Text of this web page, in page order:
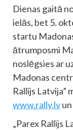
Dienas gaitā
ielās, bet 5.
startu
ātrumposmi
noslēgsies ar
Madonas
Rallijs
www.rally.lvun
„Parex Rallijs